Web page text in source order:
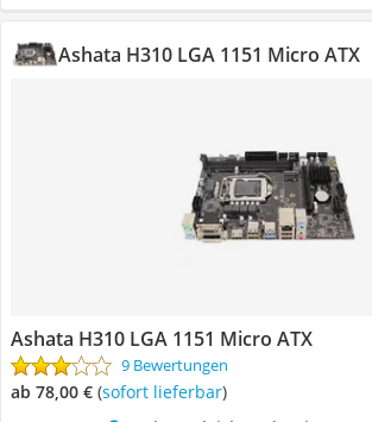
Ashata H310 LGA 1151 Micro ATX
Ashata H310 LGA 1151 Micro ATX
9 Bewertungen
ab 78,00 € ( Sofort lieferbar)